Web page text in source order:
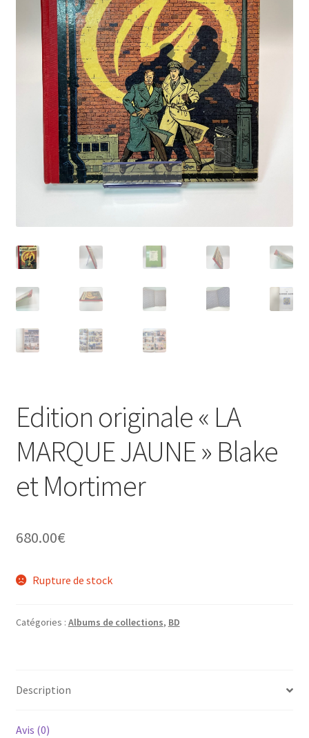
Edition originale « LA
MARQUE JAUNE » Blake
et Mortimer
680.00€
Rupture de stock
Catégories : Albums de collections, BD
Description
Avis (0)